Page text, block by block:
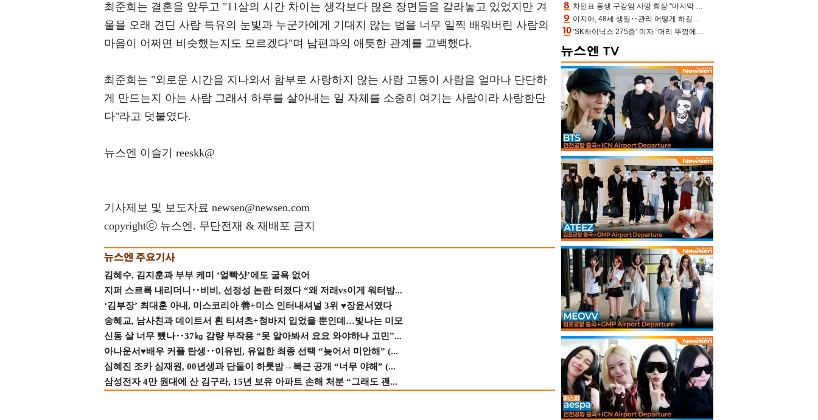
최준희는 결혼을 앞두고 "11살의 시간 차이는 생각보다 많은 장면들을 갈라놓고 있었지만 겨
울을 오래 견딘 사람 특유의 눈빛과 누군가에게 기대지 않는 법을 너무 일찍 배워버린 사람의
마음이 어쩌면 비슷했는지도 모르겠다"며 남편과의 애틋한 관계를 고백했다.
최준희는 "외로운 시간을 지나와서 함부로 사랑하지 않는 사람 고통이 사람을 얼마나 단단하
게 만드는지 아는 사람 그래서 하루를 살아내는 일 자체를 소중히 여기는 사람이라 사랑한단
다"라고 덧붙였다.
뉴스엔 이슬기 reeskk@
기사제보 및 보도자료 newsen@newsen.com
copyrightⓒ 뉴스엔. 무단전재 & 재배포 금지
김혜수, 김지훈과 부부 케미 ‘얼빡샷’에도 굴욕 없어
지퍼 스르륵 내리더니‥비비, 선정성 논란 터졌다 “왜 저래vs이게 워터밤...
‘김부장’ 최대훈 아내, 미스코리아 善+미스 인터내셔널 3위 ♥장윤서였다
송혜교, 남사친과 데이트서 흰 티셔츠+청바지 입었을 뿐인데…빛나는 미모
신동 살 너무 뺐나‥37㎏ 감량 부작용 “못 알아봐서 요요 와야하나 고민”...
아나운서♥배우 커플 탄생‥이유빈, 유일한 최종 선택 “늦어서 미안해” (...
심혜진 조카 심재원, 00년생과 단둘이 하룻밤→복근 공개 “너무 야해” (...
삼성전자 4만 원대에 산 김구라, 15년 보유 아파트 손해 처분 “그래도 괜...
차인표 동생 구강암 사망 회상 “마지막 순간 동생 손 잡아준 신애라, 두고두고 고마워” (신애라이프)
이지아, 48세 생일‥관리 어떻게 하길래 놀라운 동안 미모
‘SK하이닉스 275층’ 미자 “머리 뚜껑에서 사, 주식만 안 해도 돈 버는 것”